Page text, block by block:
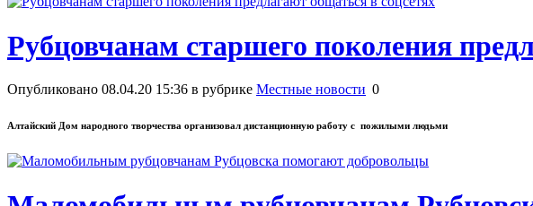
Рубцовчанам старшего поколения
Опубликовано 08.04.20 15:36 в рубрике Местные новости 0
Алтайский Дом народного творчества организовал дистанционную работу с пожилыми людьми